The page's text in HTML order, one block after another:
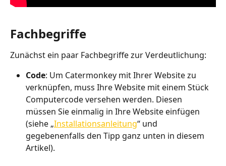
Fachbegriffe
Zunächst ein paar Fachbegriffe zur Verdeutlichung:
Code: Um Catermonkey mit Ihrer Website zu
verknüpfen, muss Ihre Website mit einem Stück
Computercode versehen werden. Diesen
müssen Sie einmalig in Ihre Website einfügen
(siehe „Installationsanleitung“ und
gegebenenfalls den Tipp ganz unten in diesem
Artikel).